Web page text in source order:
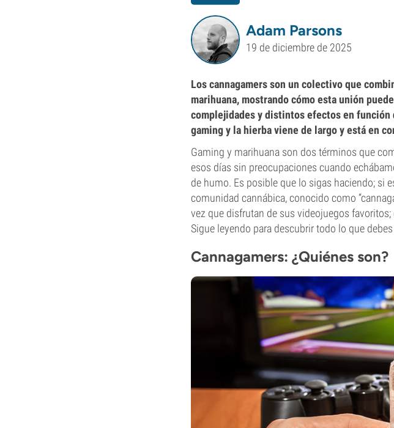
Adam Parsons
19 de diciembre de 2025
Los cannagamers son un colectivo que
marihuana, mostrando cómo esta unión
complejidades y distintos efectos en
gaming y la hierba viene de largo y está en
Gaming y marihuana son dos términos que
esos días sin preocupaciones cuando
de humo. Es posible que lo sigas haciendo; si
comunidad cannábica, conocido como
vez que disfrutan de sus videojuegos
Sigue leyendo para descubrir todo lo que
Cannagamers: ¿Quiénes son?